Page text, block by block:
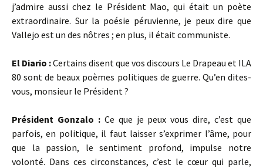
j’admire aussi chez le Président Mao, qui était un poète
extraordinaire. Sur la poésie péruvienne, je peux dire que
Vallejo est un des nôtres ; en plus, il était communiste.
El Diario :Certains disent que vos discours Le Drapeau et ILA
80 sont de beaux poèmes politiques de guerre. Qu’en dites-
vous, monsieur le Président ?
Président Gonzalo :Ce que je peux vous dire, c’est que
parfois, en politique, il faut laisser s’exprimer l’âme, pour
que la passion, le sentiment profond, impulse notre
volonté. Dans ces circonstances, c’est le cœur qui parle,